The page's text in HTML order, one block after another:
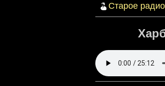
Старое радио